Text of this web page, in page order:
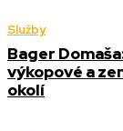
Služby
Bager
výkopové a
okolí